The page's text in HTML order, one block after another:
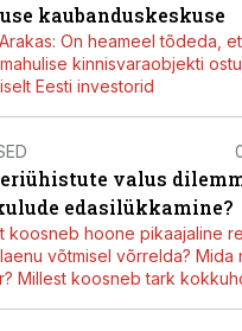
kaubanduskeskuse
On heameel tõdeda,
kinnisvaraobjekti
Eesti investorid
valus
edasilükkamine?
koosneb hoone pikaajaline
võtmisel võrrelda? Mida
Millest koosneb tark